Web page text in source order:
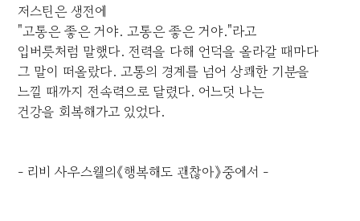
저스틴은 생전에
"고통은 좋은 거야. 고통은 좋은 거야."라고
입버릇처럼 말했다. 전력을 다해 언덕을 올라갈 때마다
그 말이 떠올랐다. 고통의 경계를 넘어 상쾌한 기분을
느낄 때까지 전속력으로 달렸다. 어느덧 나는
건강을 회복해가고 있었다.
- 리비 사우스웰의《행복해도 괜찮아》중에서 -